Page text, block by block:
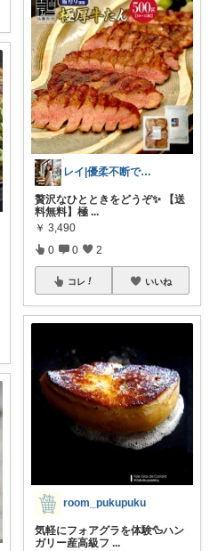
レイ|優柔不断で選べない🥲
贅沢なひとときをどうぞ✨ 【送
料無料】極 ...
￥ 3,490
0 0 2
コレ いいね
room_pukupuku
気軽にフォアグラを体験🦆ハン
ガリー産高級フ ...